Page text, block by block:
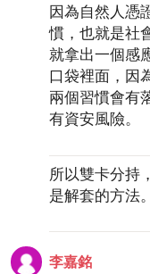
因為自然人憑
慣，也就是社
就拿出一個感
口袋裡面，因
兩個習慣會有
有資安風險。
所以雙卡分持
是解套的方法。
李嘉銘